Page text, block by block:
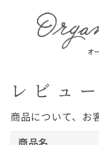
レビュ
商品について、お
商品名